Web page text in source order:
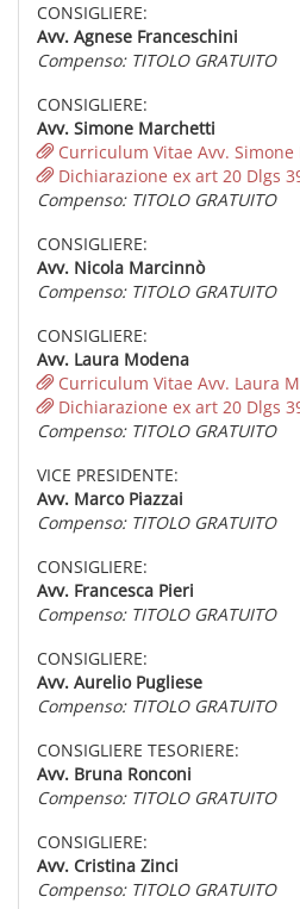
CONSIGLIERE:
Avv. Agnese Franceschini
Compenso: TITOLO GRATUITO
CONSIGLIERE:
Avv. Simone Marchetti
Curriculum Vitae Avv.
Dichiarazione ex art 20 Dlgs
Compenso: TITOLO GRATUITO
CONSIGLIERE:
Avv. Nicola Marcinnò
Compenso: TITOLO GRATUITO
CONSIGLIERE:
Avv. Laura Modena
Curriculum Vitae Avv. Laura
Dichiarazione ex art 20 Dlgs
Compenso: TITOLO GRATUITO
VICE PRESIDENTE:
Avv. Marco Piazzai
Compenso: TITOLO GRATUITO
CONSIGLIERE:
Avv. Francesca Pieri
Compenso: TITOLO GRATUITO
CONSIGLIERE:
Avv. Aurelio Pugliese
Compenso: TITOLO GRATUITO
CONSIGLIERE TESORIERE:
Avv. Bruna Ronconi
Compenso: TITOLO GRATUITO
CONSIGLIERE:
Avv. Cristina Zinci
Compenso: TITOLO GRATUITO